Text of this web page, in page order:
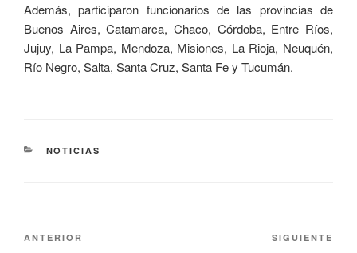
Además, participaron funcionarios de las provincias de
Buenos Aires, Catamarca, Chaco, Córdoba, Entre Ríos,
Jujuy, La Pampa, Mendoza, Misiones, La Rioja, Neuquén,
Río Negro, Salta, Santa Cruz, Santa Fe y Tucumán.
NOTICIAS
ANTERIOR SIGUIENTE